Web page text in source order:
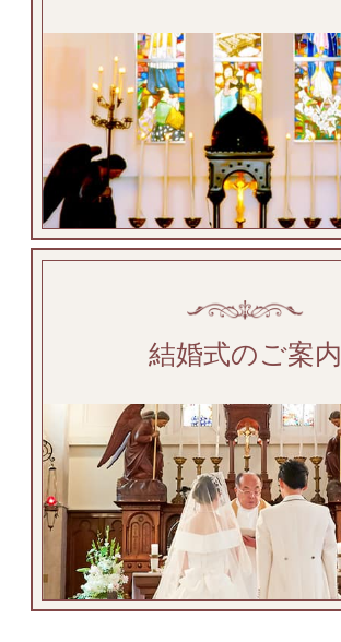
結婚式のご案内